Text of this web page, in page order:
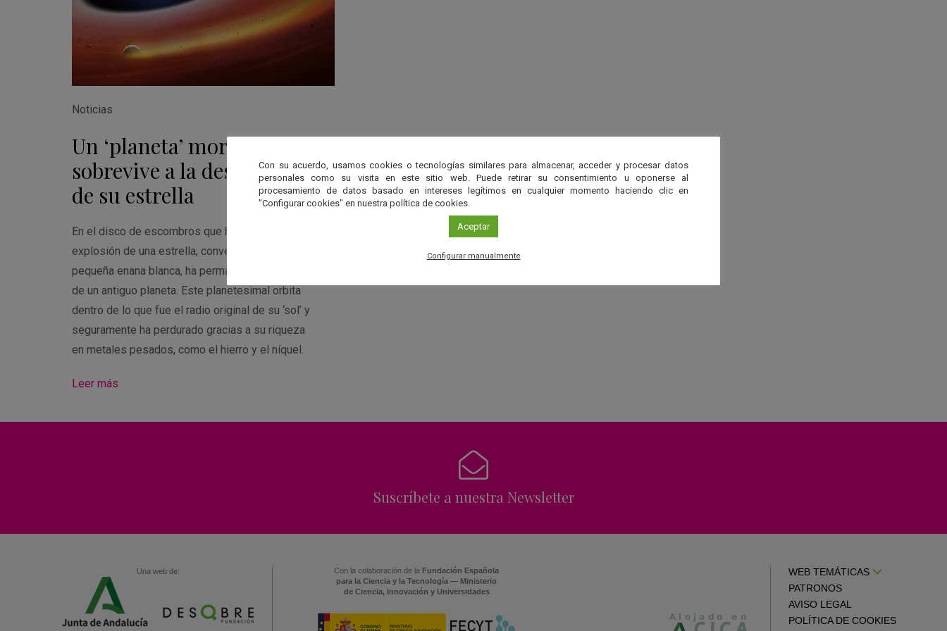
Noticias
Un ‘planeta’ moribundo
sobrevive a la destrucción
de su estrella
En el disco de escombros que ha quedado tras la
explosión de una estrella, convertida ahora en una
pequeña enana blanca, ha permanecido el resto
de un antiguo planeta. Este planetesimal orbita
dentro de lo que fue el radio original de su ‘sol’ y
seguramente ha perdurado gracias a su riqueza
en metales pesados, como el hierro y el níquel.
Leer más
Suscríbete a nuestra Newsletter
Una web de: Con la colaboración de la Fundación Española
para la Ciencia y la Tecnología — Ministerio
de Ciencia, Innovación y Universidades
WEB TEMÁTICAS
PATRONOS
AVISO LEGAL
POLÍTICA DE COOKIES
Con su acuerdo, usamos cookies o tecnologías similares para almacenar, acceder y procesar datos
personales como su visita en este sitio web. Puede retirar su consentimiento u oponerse al
procesamiento de datos basado en intereses legítimos en cualquier momento haciendo clic en
"Configurar cookies" en nuestra política de cookies.
Aceptar
Configurar manualmente